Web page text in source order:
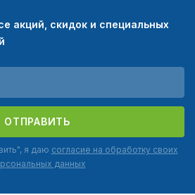
акций, скидок и специальных
ОТПРАВИТЬ
я даю согласие на обработку своих
данных